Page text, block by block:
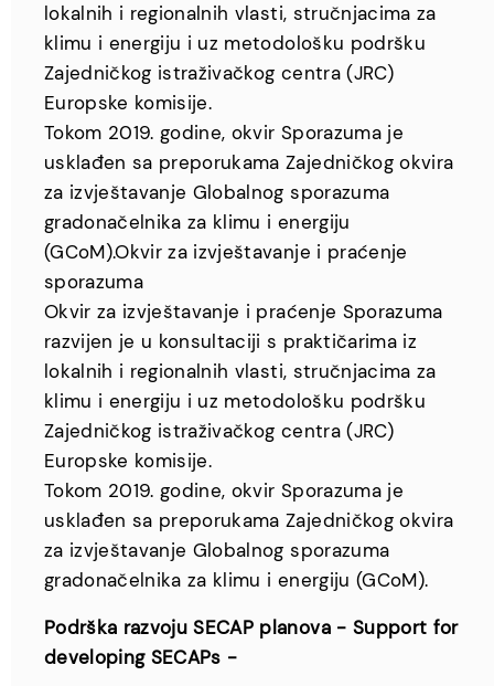
lokalnih i regionalnih vlasti, stručnjacima za
klimu i energiju i uz metodološku podršku
Zajedničkog istraživačkog centra (JRC)
Europske komisije.
Tokom 2019. godine, okvir Sporazuma je
usklađen sa preporukama Zajedničkog okvira
za izvještavanje Globalnog sporazuma
gradonačelnika za klimu i energiju
(GCoM).Okvir za izvještavanje i praćenje
sporazuma
Okvir za izvještavanje i praćenje Sporazuma
razvijen je u konsultaciji s praktičarima iz
lokalnih i regionalnih vlasti, stručnjacima za
klimu i energiju i uz metodološku podršku
Zajedničkog istraživačkog centra (JRC)
Europske komisije.
Tokom 2019. godine, okvir Sporazuma je
usklađen sa preporukama Zajedničkog okvira
za izvještavanje Globalnog sporazuma
gradonačelnika za klimu i energiju (GCoM).
Podrška razvoju SECAP planova - Support for
developing SECAPs -